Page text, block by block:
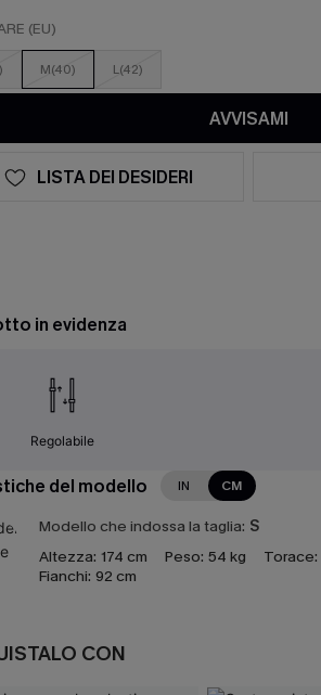
(EU)
M(40) L(42)
AVVISAMI
LISTA DEI DESIDERI
in evidenza
Regolabile
del modello IN CM
Modello che indossa la taglia: S
Altezza: 174 cm Peso: 54 kg Torace:
Fianchi: 92 cm
CON